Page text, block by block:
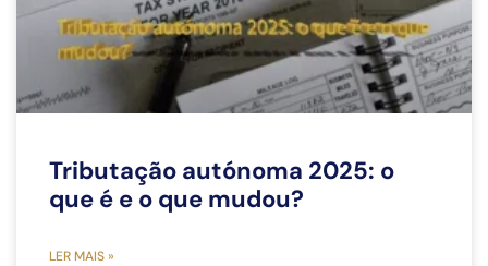
Tributação autónoma 2025: o
que é e o que mudou?
LER MAIS »